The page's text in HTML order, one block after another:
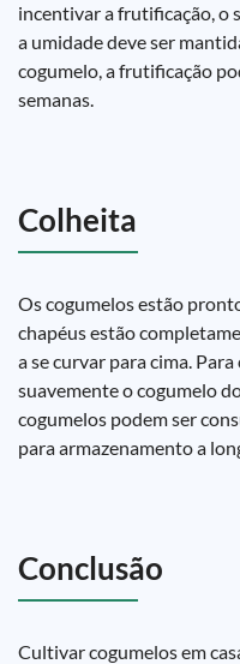
incentivar a frutificação, o
a umidade deve ser
cogumelo, a frutificação
semanas.
Colheita
Os cogumelos estão
chapéus estão
a se curvar para cima.
suavemente o cogumelo
cogumelos podem ser
para armazenamento a
Conclusão
Cultivar cogumelos em